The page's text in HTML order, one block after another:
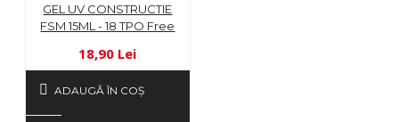
GEL UV CONSTRUCTIE
FSM 15ML - 18 TPO Free
18,90 Lei
ADAUGĂ ÎN COŞ